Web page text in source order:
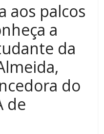
aos palcos
a
da
do
de